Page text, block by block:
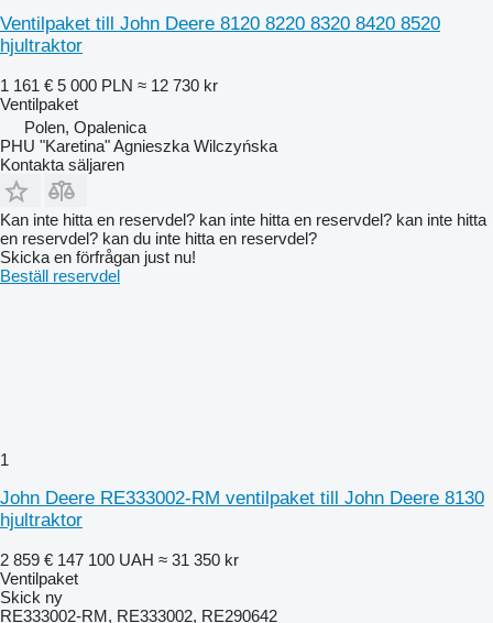
Ventilpaket till John Deere 8120 8220 8320 8420 8520
hjultraktor
1 161 € 5 000 PLN ≈ 12 730 kr
Ventilpaket
Polen, Opalenica
PHU "Karetina" Agnieszka Wilczyńska
Kontakta säljaren
Kan inte hitta en reservdel? kan inte hitta en reservdel? kan inte hitta
en reservdel? kan du inte hitta en reservdel?
Skicka en förfrågan just nu!
Beställ reservdel
1
John Deere RE333002-RM ventilpaket till John Deere 8130
hjultraktor
2 859 € 147 100 UAH ≈ 31 350 kr
Ventilpaket
Skick ny
RE333002-RM, RE333002, RE290642